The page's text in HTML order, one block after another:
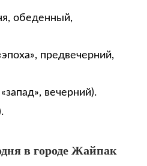
обеденный,
предвечерний,
вечерний).
в городе Жайпак